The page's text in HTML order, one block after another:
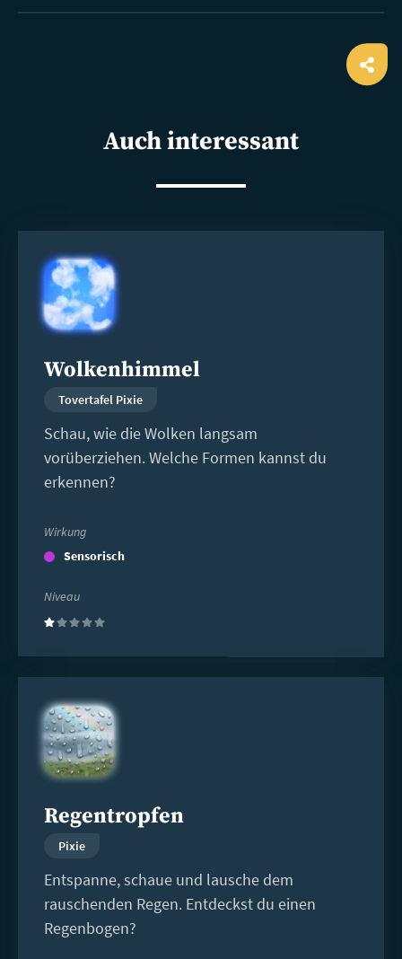
Auch interessant
Wolkenhimmel
Tovertafel Pixie
Schau, wie die Wolken langsam
vorüberziehen. Welche Formen kannst du
erkennen?
Wirkung
Sensorisch
Niveau
(1)
Regentropfen
Pixie
Entspanne, schaue und lausche dem
rauschenden Regen. Entdeckst du einen
Regenbogen?